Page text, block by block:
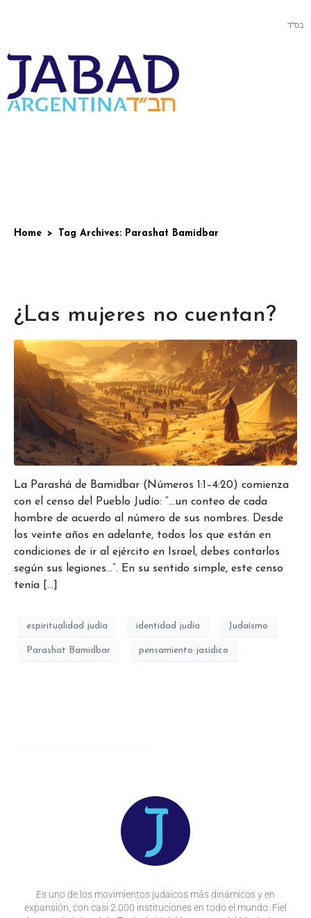
בס”ד
Home Tag Archives: Parashat Bamidbar
¿Las mujeres no cuentan?
La Parashá de Bamidbar (Números 1:1–4:20) comienza
con el censo del Pueblo Judío: “…un conteo de cada
hombre de acuerdo al número de sus nombres. Desde
los veinte años en adelante, todos los que están en
condiciones de ir al ejército en Israel, debes contarlos
según sus legiones…”. En su sentido simple, este censo
tenía […]
espiritualidad judía identidad judía Judaísmo
Parashat Bamidbar pensamiento jasídico
Es uno de los movimientos judaicos más dinámicos y en
expansión, con casi 2.000 instituciones en todo el mundo. Fiel